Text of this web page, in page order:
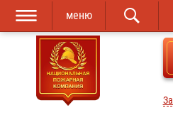
Перейти к
основному
содержанию
Skip to
navigation
меню